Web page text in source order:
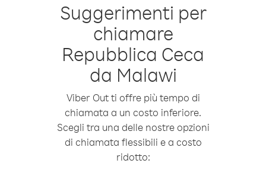
Suggerimenti per
chiamare
Repubblica Ceca
da Malawi
Viber Out ti offre più tempo di
chiamata a un costo inferiore.
Scegli tra una delle nostre opzioni
di chiamata flessibili e a costo
ridotto: